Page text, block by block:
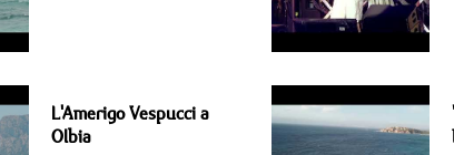
L'Amerigo Vespucci a
Olbia